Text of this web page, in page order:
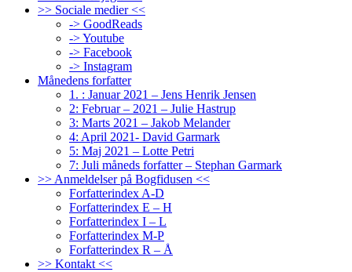
>> Sociale medier <<
-> GoodReads
-> Youtube
-> Facebook
-> Instagram
Månedens forfatter
1. : Januar 2021 – Jens Henrik Jensen
2: Februar – 2021 – Julie Hastrup
3: Marts 2021 – Jakob Melander
4: April 2021- David Garmark
5: Maj 2021 – Lotte Petri
7: Juli måneds forfatter – Stephan Garmark
>> Anmeldelser på Bogfidusen <<
Forfatterindex A-D
Forfatterindex E – H
Forfatterindex I – L
Forfatterindex M-P
Forfatterindex R – Å
>> Kontakt <<